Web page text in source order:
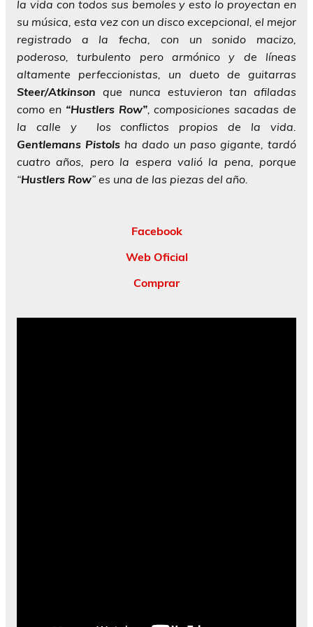
la vida con todos sus bemoles y esto lo proyectan en
su música, esta vez con un disco excepcional, el mejor
registrado a la fecha, con un sonido macizo,
poderoso, turbulento pero armónico y de líneas
altamente perfeccionistas, un dueto de guitarras
Steer/Atkinson que nunca estuvieron tan afiladas
como en “Hustlers Row”, composiciones sacadas de
la calle y los conflictos propios de la vida.
Gentlemans Pistols ha dado un paso gigante, tardó
cuatro años, pero la espera valió la pena, porque
“Hustlers Row” es una de las piezas del año.
Facebook
Web Oficial
Comprar